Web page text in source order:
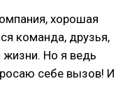
хорошая
команда, друзья,
жизни. Но я ведь
себе вызов! И